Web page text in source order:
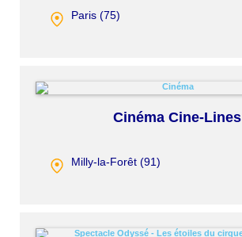
Paris (75)
Cinéma Cine-Lines
Milly-la-Forêt (91)